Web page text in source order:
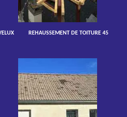
REHAUSSEMENT DE TOITURE 45